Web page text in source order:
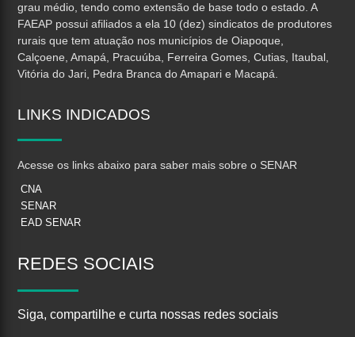
grau médio, tendo como extensão de base todo o estado. A
FAEAP possui afiliados a ela 10 (dez) sindicatos de produtores
rurais que tem atuação nos municípios de Oiapoque,
Calçoene, Amapá, Pracuúba, Ferreira Gomes, Cutias, Itaubal,
Vitória do Jari, Pedra Branca do Amapari e Macapá.
LINKS INDICADOS
Acesse os links abaixo para saber mais sobre o SENAR
CNA
SENAR
EAD SENAR
REDES SOCIAIS
Siga, compartilhe e curta nossas redes sociais